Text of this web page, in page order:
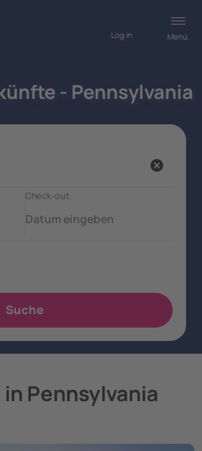
Menü
Log in
- Pennsylvania
Pennsylvania